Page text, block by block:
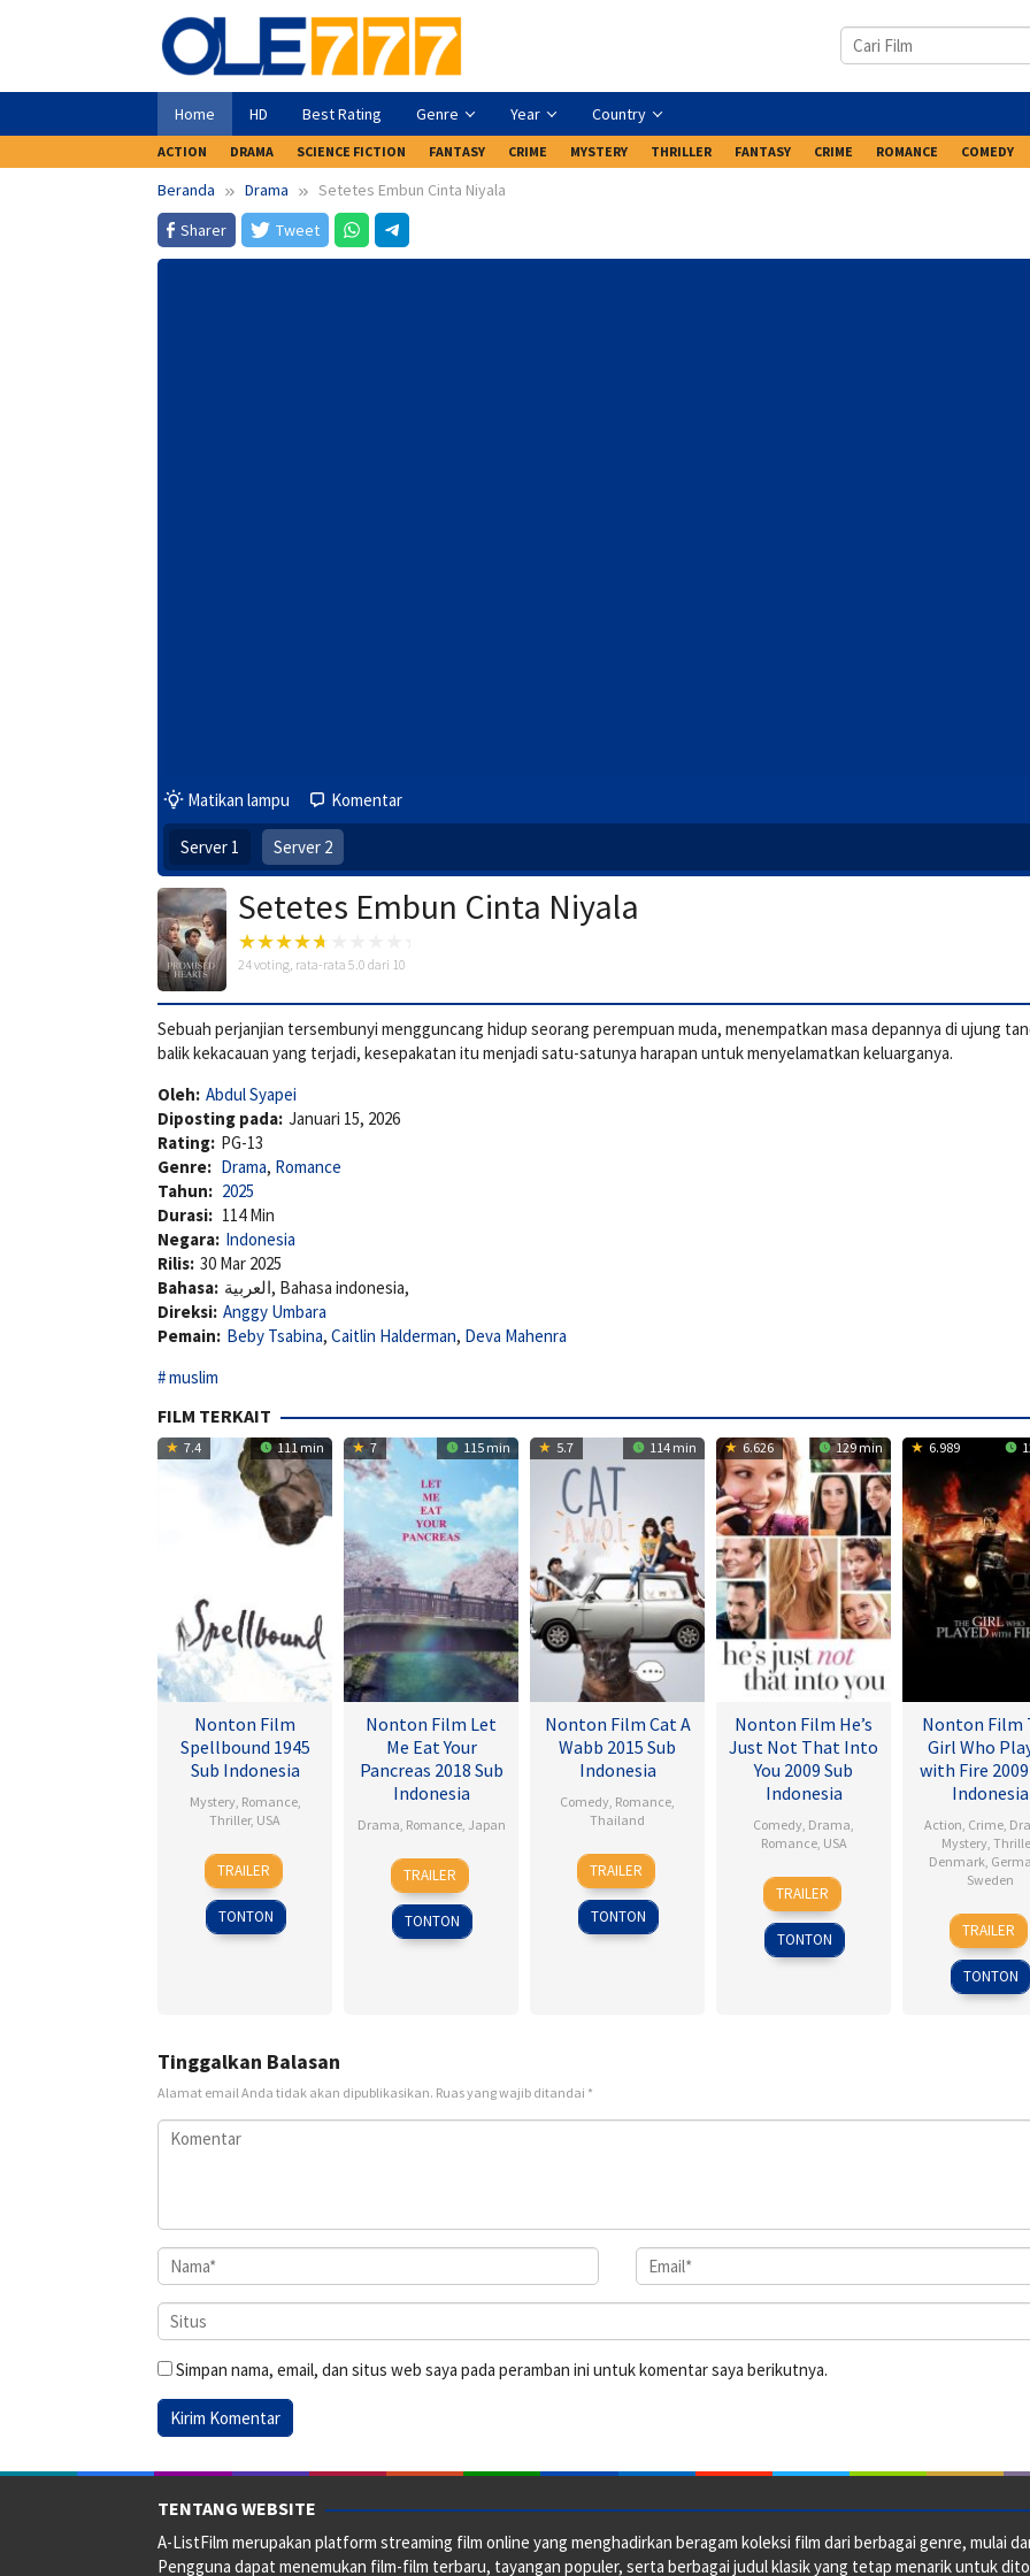
Home HD Best Rating Genre Year Country
ACTION DRAMA SCIENCE FICTION FANTASY CRIME MYSTERY THRILLER FANTASY CRIME ROMANCE COMEDY
Beranda Drama
Setetes Embun Cinta Niyala
Sharer
Tweet
Matikan lampu Komentar
Server 1 Server 2
Setetes Embun Cinta Niyala
24voting, rata-rata 5.0 dari 10
Sebuah perjanjian tersembunyi mengguncang hidup seorang perempuan muda, menempatkan masa depannya di ujung
balik kekacauan yang terjadi, kesepakatan itu menjadi satu-satunya harapan untuk menyelamatkan keluarganya.
Oleh: Abdul Syapei
Diposting pada: Januari 15, 2026
Rating: PG-13
Genre: Drama, Romance
Tahun: 2025
Durasi: 114 Min
Negara: Indonesia
Rilis: 30 Mar 2025
Bahasa:
العربية, Bahasa indonesia,
Direksi: Anggy Umbara
Pemain: Beby Tsabina, Caitlin Halderman, Deva Mahenra
muslim
FILM TERKAIT
7.4 111 min
Nonton Film
Spellbound 1945
Sub Indonesia
Mystery, Romance,
Thriller, USA
8
Nov
1945
Alfred
Hitchcock
TRAILER
TONTON
7 115 min
Nonton Film Let
Me Eat Your
Pancreas 2018 Sub
Indonesia
Drama Romance, Japan
28
Jul
2017
Sho
Tsukikawa
TRAILER
TONTON
5.7 114 min
Nonton Film Cat A
Wabb 2015 Sub
Indonesia
Comedy Romance
Thailand
4
Mar
2015
Nareubadee
Wetchakam
TRAILER
TONTON
6.626 129 min
Nonton Film He’s
Just Not That Into
You 2009 Sub
Indonesia
Comedy Drama
Romance, USA
6
Feb
2009
Ken
Kwapis
TRAILER
TONTON
6.989
Nonton Film
Girl Who
with Fire 2009
Indonesia
Action Crime
Mystery
Denmark
Sweden
18
Sep
2009
Daniel
TRAILER
TONTON
Tinggalkan Balasan
Alamat email Anda tidak akan dipublikasikan. Ruas yang wajib ditandai *
Simpan nama, email, dan situs web saya pada peramban ini untuk komentar saya berikutnya.
TENTANG WEBSITE
A-ListFilm merupakan platform streaming film online yang menghadirkan beragam koleksi film dari berbagai genre, mulai
Pengguna dapat menemukan film-film terbaru, tayangan populer, serta berbagai judul klasik yang tetap menarik untuk